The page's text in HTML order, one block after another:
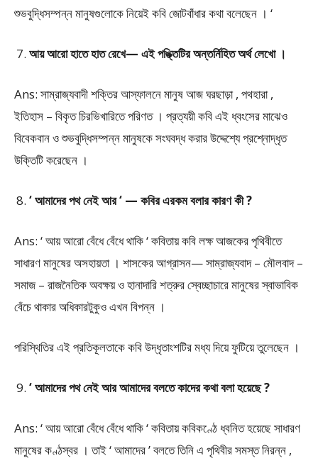
শুভবুদ্ধিসম্পন্ন মানুষগুলোকে নিয়েই কবি জোটবাঁধার কথা বলেছেন । ‘
আয় আরো হাতে হাত রেখে— এই পঙ্ক্তিটির অন্তর্নিহিত অর্থ লেখো ।
Ans: সাম্রাজ্যবাদী শক্তির আস্ফালনে মানুষ আজ ঘরছাড়া , পথহারা ,
ইতিহাস – বিকৃত চিরভিখারিতে পরিণত । প্রত্যয়ী কবি এই ধ্বংসের মাঝেও
বিবেকবান ও শুভবুদ্ধিসম্পন্ন মানুষকে সংঘবদ্ধ করার উদ্দেশ্যে প্রশ্নোদ্ধৃত
উক্তিটি করেছেন ।
‘ আমাদের পথ নেই আর ‘ — কবির এরকম বলার কারণ কী ?
Ans: ‘ আয় আরো বেঁধে বেঁধে থাকি ‘ কবিতায় কবি লক্ষ আজকের পৃথিবীতে
সাধারণ মানুষের অসহায়তা । শাসকের আগ্রাসন— সাম্রাজ্যবাদ – মৌলবাদ –
সমাজ – রাজনৈতিক অবক্ষয় ও হানাদারি শত্রুর স্বেচ্ছাচারে মানুষের স্বাভাবিক
বেঁচে থাকার অধিকারটুকুও এখন বিপন্ন ।
পরিস্থিতির এই প্রতিকূলতাকে কবি উদ্ধৃতাংশটির মধ্য দিয়ে ফুটিয়ে তুলেছেন ।
‘ আমাদের পথ নেই আর আমাদের বলতে কাদের কথা বলা হয়েছে ?
Ans: ‘ আয় আরো বেঁধে বেঁধে থাকি ‘ কবিতায় কবিকণ্ঠে ধ্বনিত হয়েছে সাধারণ
মানুষের কণ্ঠস্বর । তাই ‘ আমাদের ’ বলতে তিনি এ পৃথিবীর সমস্ত নিরন্ন ,